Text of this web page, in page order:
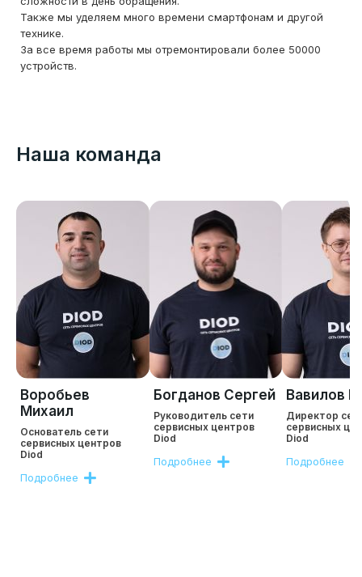
Также мы уделяем много времени смартфонам и другой
технике.
За все время работы мы отремонтировали более 50000
устройств.
Наша команда
Воробьев
Михаил
Основатель сети
сервисных центров
Diod
Подробнее
Богданов Сергей
Руководитель сети
сервисных центров
Diod
Подробнее
Вавилов
Директор
сервисных
Diod
Подробнее